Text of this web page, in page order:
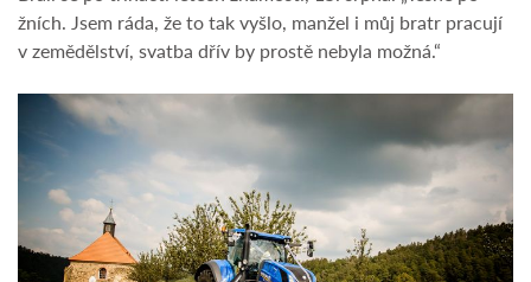
žních. Jsem ráda, že to tak vyšlo, manžel i můj bratr pracují
v zemědělství, svatba dřív by prostě nebyla možná.“